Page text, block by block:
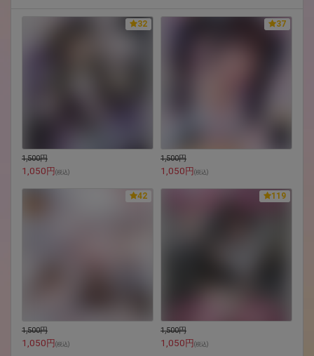
32
1,500円
1,050円 (税込)
37
1,500円
1,050円 (税込)
42
1,500円
1,050円 (税込)
119
1,500円
1,050円 (税込)